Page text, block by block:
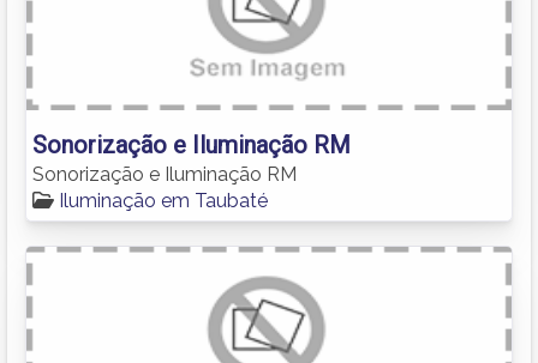
Sonorização e Iluminação RM
Sonorização e Iluminação RM
Iluminação em Taubaté